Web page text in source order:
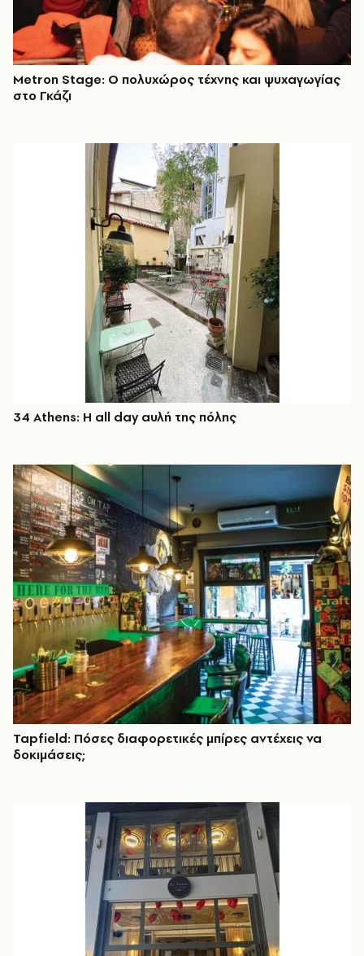
Metron Stage: Ο πολυχώρος τέχνης και ψυχαγωγίας
στο Γκάζι
34 Athens: Η all day αυλή της πόλης
Tapfield: Πόσες διαφορετικές μπίρες αντέχεις να
δοκιμάσεις;